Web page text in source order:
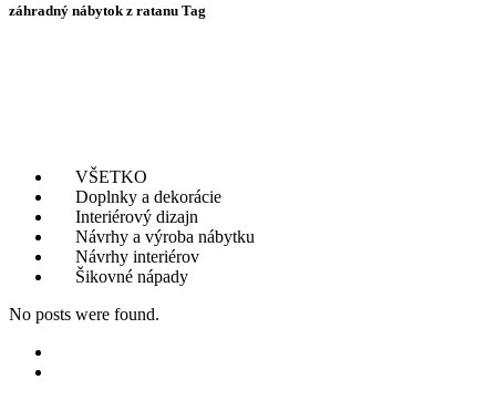
záhradný nábytok z ratanu Tag
VŠETKO
Doplnky a dekorácie
Interiérový dizajn
Návrhy a výroba nábytku
Návrhy interiérov
Šikovné nápady
No posts were found.